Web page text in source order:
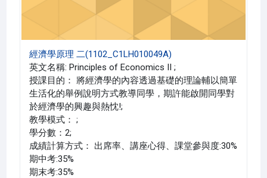
經濟學原理 二(1102_C1LH010049A)
英文名稱: Principles of Economics II ;
授課目的： 將經濟學的內容透過基礎的理論輔以簡單
生活化的舉例說明方式教導同學，期許能啟開同學對
於經濟學的興趣與熱忱!;
教學模式： ;
學分數：2;
成績計算方式： 出席率、講座心得、課堂參與度:30%
期中考:35%
期末考:35%